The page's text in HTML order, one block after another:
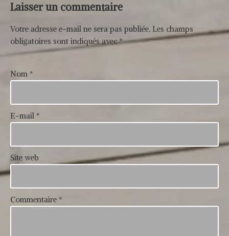
Laisser un commentaire
Votre adresse e-mail ne sera pas publiée. Les champs
obligatoires sont indiqués avec*
Nom *
E-mail *
Site web
Commentaire *